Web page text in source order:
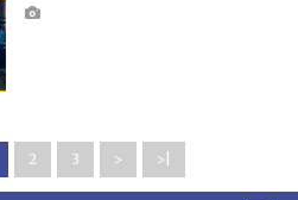
2 3 > >|